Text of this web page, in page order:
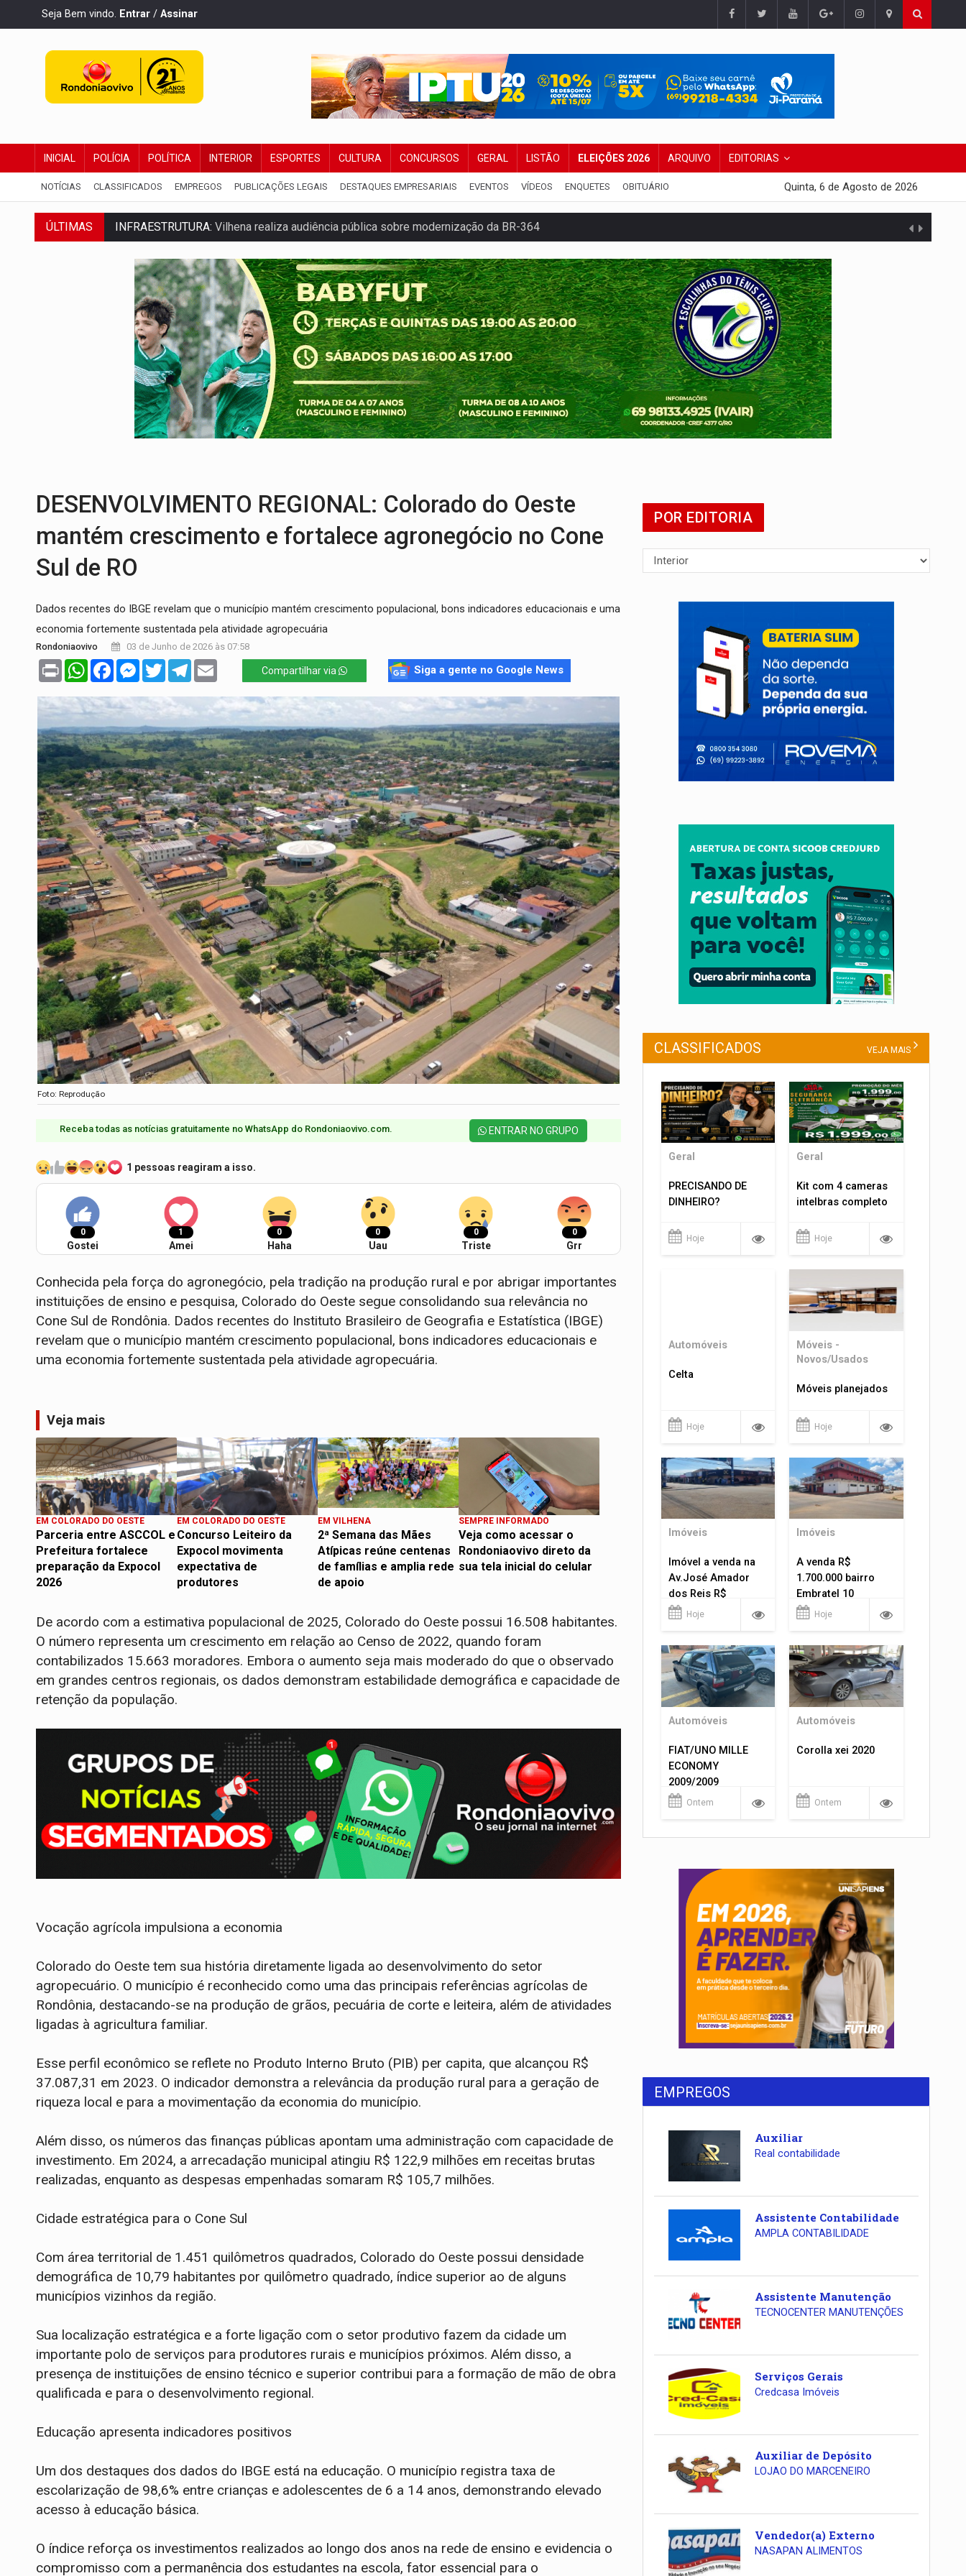
Seja Bem vindo. Entrar / Assinar
INICIAL POLÍCIA POLÍTICA INTERIOR ESPORTES CULTURA CONCURSOS GERAL LISTÃO ELEIÇÕES 2026 ARQUIVO EDITORIAS
NOTÍCIAS CLASSIFICADOS EMPREGOS PUBLICAÇÕES LEGAIS DESTAQUES EMPRESARIAIS EVENTOS VÍDEOS ENQUETES OBITUÁRIO Quinta, 6 de Agosto de 2026
ÚLTIMAS INFRAESTRUTURA: Vilhena realiza audiência pública sobre modernização da BR-364
VÍDEO:Colisão entre motos deixa dois feridos próximo ao Skate Parque
SOLIDARIEDADE:Cadelinha com câncer precisa de ajuda em PVH
DESAPARECIDO:Família procura por cachorrinho desaparecido em PVH
CASO MATHEUS:DHPP se mobiliza para tentar localizar corpo de rapaz desaparecido
DÉFICIT DE MANDATO:Contas do governo de Rondônia expõem meta negativa e passivos ocultos
CREDIBILIDADE: Superintendentes da PF defendem independência e apoio à direção nacional
DESENVOLVIMENTO REGIONAL: Colorado do Oeste
mantém crescimento e fortalece agronegócio no Cone
Sul de RO
Dados recentes do IBGE revelam que o município mantém crescimento populacional, bons indicadores educacionais e uma
economia fortemente sustentada pela atividade agropecuária
Rondoniaovivo 03 de Junho de 2026 às 07:58
Print WhatsAppFacebookMessenger
TwitterTelegram Compartilhar via Siga a gente no Google News
Foto: Reprodução
Receba todas as notícias gratuitamente no WhatsApp do Rondoniaovivo.com.​ ENTRAR NO GRUPO
1 pessoas reagiram a isso.
0
Gostei
1
Amei
0
Haha
0
Uau
0
Triste
0
Grr
Conhecida pela força do agronegócio, pela tradição na produção rural e por abrigar importantes
instituições de ensino e pesquisa, Colorado do Oeste segue consolidando sua relevância no
Cone Sul de Rondônia. Dados recentes do Instituto Brasileiro de Geografia e Estatística (IBGE)
revelam que o município mantém crescimento populacional, bons indicadores educacionais e
uma economia fortemente sustentada pela atividade agropecuária.
Veja mais
EM COLORADO DO OESTE
Parceria entre ASCCOL e
Prefeitura fortalece
preparação da Expocol
2026
EM COLORADO DO OESTE
Concurso Leiteiro da
Expocol movimenta
expectativa de
produtores
EM VILHENA
2ª Semana das Mães
Atípicas reúne centenas
de famílias e amplia rede
de apoio
SEMPRE INFORMADO
Veja como acessar o
Rondoniaovivo direto da
sua tela inicial do celular
De acordo com a estimativa populacional de 2025, Colorado do Oeste possui 16.508 habitantes.
O número representa um crescimento em relação ao Censo de 2022, quando foram
contabilizados 15.663 moradores. Embora o aumento seja mais moderado do que o observado
em grandes centros regionais, os dados demonstram estabilidade demográfica e capacidade de
retenção da população.
Vocação agrícola impulsiona a economia
Colorado do Oeste tem sua história diretamente ligada ao desenvolvimento do setor
agropecuário. O município é reconhecido como uma das principais referências agrícolas de
Rondônia, destacando-se na produção de grãos, pecuária de corte e leiteira, além de atividades
ligadas à agricultura familiar.
Esse perfil econômico se reflete no Produto Interno Bruto (PIB) per capita, que alcançou R$
37.087,31 em 2023. O indicador demonstra a relevância da produção rural para a geração de
riqueza local e para a movimentação da economia do município.
Além disso, os números das finanças públicas apontam uma administração com capacidade de
investimento. Em 2024, a arrecadação municipal atingiu R$ 122,9 milhões em receitas brutas
realizadas, enquanto as despesas empenhadas somaram R$ 105,7 milhões.
Cidade estratégica para o Cone Sul
Com área territorial de 1.451 quilômetros quadrados, Colorado do Oeste possui densidade
demográfica de 10,79 habitantes por quilômetro quadrado, índice superior ao de alguns
municípios vizinhos da região.
Sua localização estratégica e a forte ligação com o setor produtivo fazem da cidade um
importante polo de serviços para produtores rurais e municípios próximos. Além disso, a
presença de instituições de ensino técnico e superior contribui para a formação de mão de obra
qualificada e para o desenvolvimento regional.
Educação apresenta indicadores positivos
Um dos destaques dos dados do IBGE está na educação. O município registra taxa de
escolarização de 98,6% entre crianças e adolescentes de 6 a 14 anos, demonstrando elevado
acesso à educação básica.
O índice reforça os investimentos realizados ao longo dos anos na rede de ensino e evidencia o
compromisso com a permanência dos estudantes na escola, fator essencial para o
POR EDITORIA
CLASSIFICADOS VEJA MAIS
Geral
PRECISANDO DE
DINHEIRO?
Hoje
Geral
Kit com 4 cameras
intelbras completo
Hoje
Automóveis
Celta
Hoje
Móveis -
Novos/Usados
Móveis planejados
Hoje
Imóveis
Imóvel a venda na
Av.José Amador
dos Reis R$
1.400.000
Hoje
Imóveis
A venda R$
1.700.000 bairro
Embratel 10
apartamentos!
Hoje
Automóveis
FIAT/UNO MILLE
ECONOMY
2009/2009
Ontem
Automóveis
Corolla xei 2020
Ontem
EMPREGOS
Auxiliar
Real contabilidade
Assistente Contabilidade
AMPLA CONTABILIDADE
Assistente Manutenção
TECNOCENTER MANUTENÇÕES
Serviços Gerais
Credcasa Imóveis
Auxiliar de Depósito
LOJAO DO MARCENEIRO
Vendedor(a) Externo
NASAPAN ALIMENTOS